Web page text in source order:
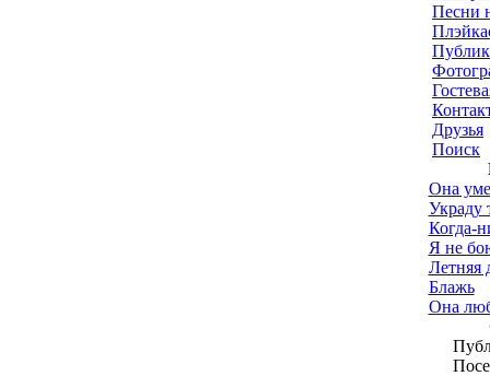
Песни
Друзья
Поиск
Она
Украду
Когда-
Я не
Летняя
Блажь
Она